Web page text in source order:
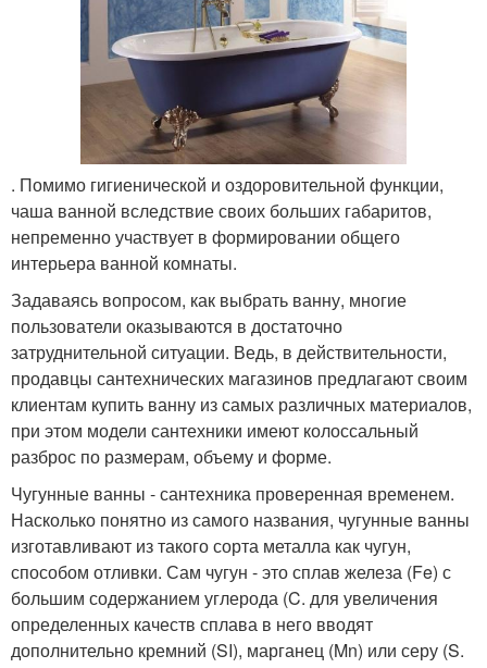
. Помимо гигиенической и оздоровительной функции,
чаша ванной вследствие своих больших габаритов,
непременно участвует в формировании общего
интерьера ванной комнаты.
Задаваясь вопросом, как выбрать ванну, многие
пользователи оказываются в достаточно
затруднительной ситуации. Ведь, в действительности,
продавцы сантехнических магазинов предлагают своим
клиентам купить ванну из самых различных материалов,
при этом модели сантехники имеют колоссальный
разброс по размерам, объему и форме.
Чугунные ванны - сантехника проверенная временем.
Насколько понятно из самого названия, чугунные ванны
изготавливают из такого сорта металла как чугун,
способом отливки. Сам чугун - это сплав железа (Fe) с
большим содержанием углерода (C. для увеличения
определенных качеств сплава в него вводят
дополнительно кремний (SI), марганец (Mn) или серу (S.